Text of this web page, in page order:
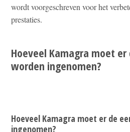
wordt voorgeschreven voor het
prestaties.
Hoeveel Kamagra moet
worden ingenomen?
Hoeveel Kamagra moet er de
ingenomen?